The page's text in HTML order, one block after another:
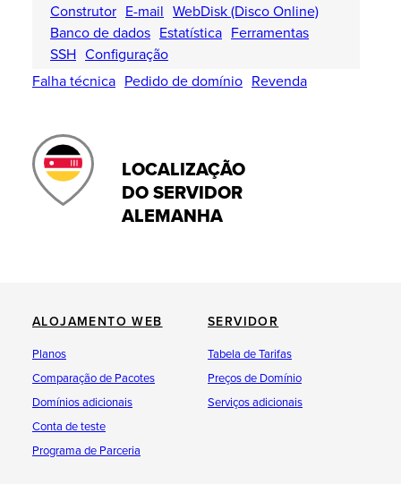
Construtor E-mail WebDisk (Disco Online)
Banco de dados Estatística Ferramentas
SSH Configuração
Falha técnica Pedido de domínio Revenda
LOCALIZAÇÃO
DO SERVIDOR
ALEMANHA
ALOJAMENTO WEB
Planos
Comparação de Pacotes
Domínios adicionais
Conta de teste
Programa de Parceria
SERVIDOR
Tabela de Tarifas
Preços de Domínio
Serviços adicionais